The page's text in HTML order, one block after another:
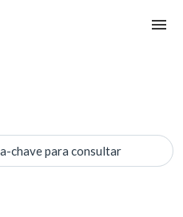
chave para consultar